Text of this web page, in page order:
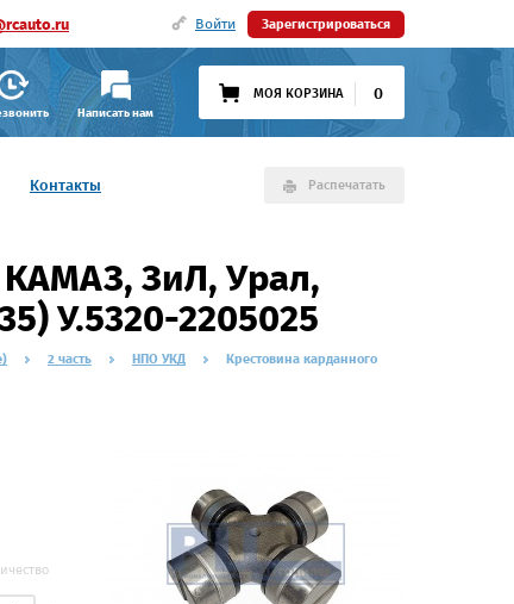
Войти Зарегистрироваться
Написать нам
МОЯ КОРЗИНА 0
Контакты Распечатать
КАМАЗ, ЗиЛ, Урал,
У.5320-2205025
2 часть НПО УКД
Крестовина карданного